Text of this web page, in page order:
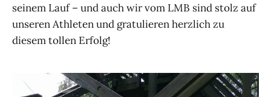
seinem Lauf – und auch wir vom LMB sind stolz auf
unseren Athleten und gratulieren herzlich zu
diesem tollen Erfolg!